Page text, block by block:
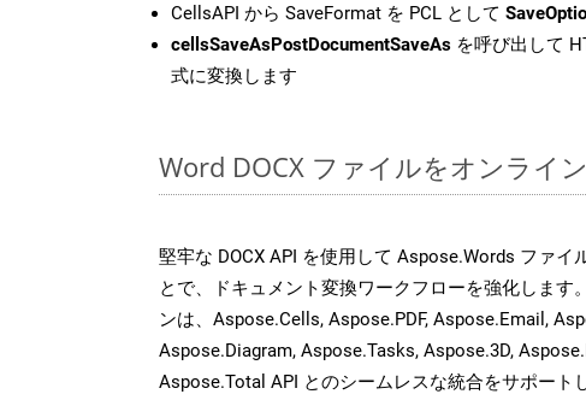
CellsAPI から SaveFormat を PCL として
cellsSaveAsPostDocumentSaveAs を呼び出して
式に変換します
Word DOCX ファイルをオンライ
堅牢な DOCX API を使用して Aspose.Words ファイ
とで、ドキュメント変換ワークフローを強化します
ンは、Aspose.Cells, Aspose.PDF, Aspose.Email,
Aspose.Diagram, Aspose.Tasks, Aspose.3D,
Aspose.Total API とのシームレスな統合をサポート